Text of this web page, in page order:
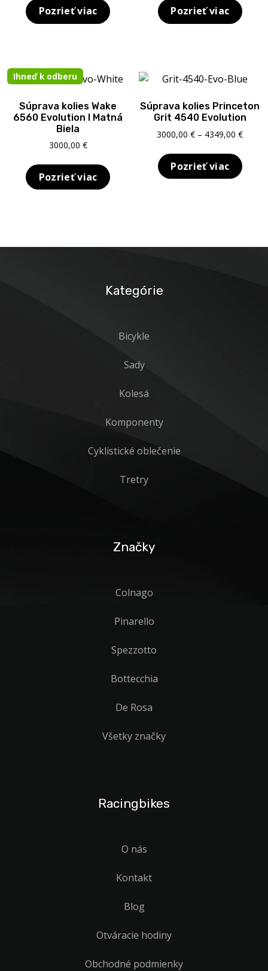
661,00 €.
576,00 €.
Pozrieť viac Pozrieť viac
Ihneď k odberu
Súprava kolies Wake
6560 Evolution I Matná
Biela
3000,00 €
Pozrieť viac
Súprava kolies Princeton
Grit 4540 Evolution
3000,00€ – 4349,00€Price
Pozrieť viac
Kategórie
Bicykle
Sady
Kolesá
Komponenty
Cyklistické oblečenie
Tretry
Značky
Colnago
Pinarello
Spezzotto
Bottecchia
De Rosa
Všetky značky
Racingbikes
O nás
Kontakt
Blog
Otváracie hodiny
Obchodné podmienky